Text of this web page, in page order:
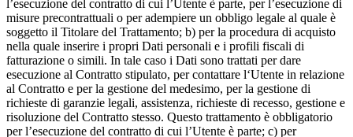
l’esecuzione del contratto di cui l’Utente è parte, per l’esecuzione di
misure precontrattuali o per adempiere un obbligo legale al quale è
soggetto il Titolare del Trattamento; b) per la procedura di acquisto
nella quale inserire i propri Dati personali e i profili fiscali di
fatturazione o simili. In tale caso i Dati sono trattati per dare
esecuzione al Contratto stipulato, per contattare l‘Utente in relazione
al Contratto e per la gestione del medesimo, per la gestione di
richieste di garanzie legali, assistenza, richieste di recesso, gestione e
risoluzione del Contratto stesso. Questo trattamento è obbligatorio
per l’esecuzione del contratto di cui l’Utente è parte; c) per